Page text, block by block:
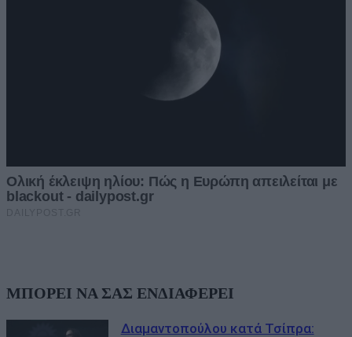
ΜΠΟΡΕΙ ΝΑ ΣΑΣ ΕΝΔΙΑΦΕΡΕΙ
Διαμαντοπούλου κατά Τσίπρα: